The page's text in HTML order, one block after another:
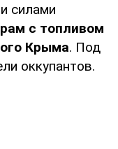
силами
с топливом
Крыма. Под
оккупантов.